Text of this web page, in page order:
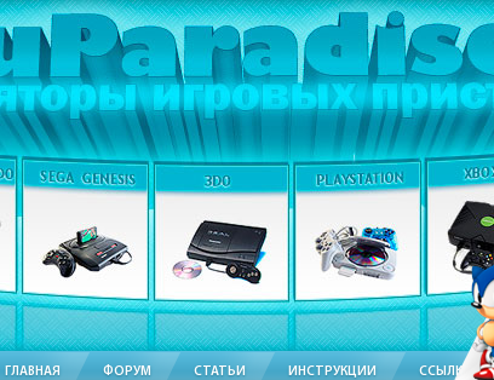
ГЛАВНАЯ ФОРУМ СТАТЬИ ИНСТРУКЦИИ ССЫЛКИ